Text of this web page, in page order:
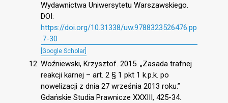
Wydawnictwa Uniwersytetu Warszawskiego.
DOI:
https://doi.org/10.31338/uw.9788323526476.pp
.7-30
[Google Scholar]
Woźniewski, Krzysztof. 2015. „Zasada trafnej
reakcji karnej – art. 2 § 1 pkt 1 k.p.k. po
nowelizacji z dnia 27 września 2013 roku.”
Gdańskie Studia Prawnicze XXXIII, 425-34.